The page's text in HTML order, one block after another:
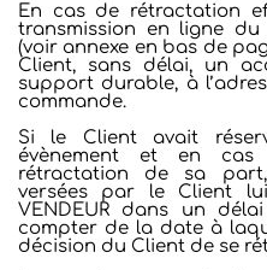
En cas de rétractation
transmission en ligne
(voir annexe en bas de
Client, sans délai, un
support durable, à
commande.
Si le Client avait
évènement et en
rétractation de sa part,
versées par le Client
VENDEUR dans un
compter de la date à
décision du Client de se